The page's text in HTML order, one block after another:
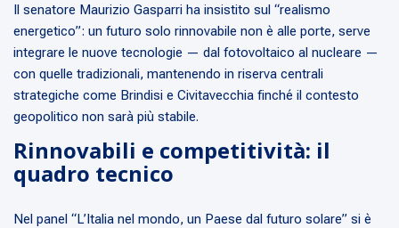
Il senatore Maurizio Gasparri ha insistito sul “realismo
energetico”: un futuro solo rinnovabile non è alle porte, serve
integrare le nuove tecnologie — dal fotovoltaico al nucleare —
con quelle tradizionali, mantenendo in riserva centrali
strategiche come Brindisi e Civitavecchia finché il contesto
geopolitico non sarà più stabile.
Rinnovabili e competitività: il
quadro tecnico
Nel panel “L’Italia nel mondo, un Paese dal futuro solare” si è